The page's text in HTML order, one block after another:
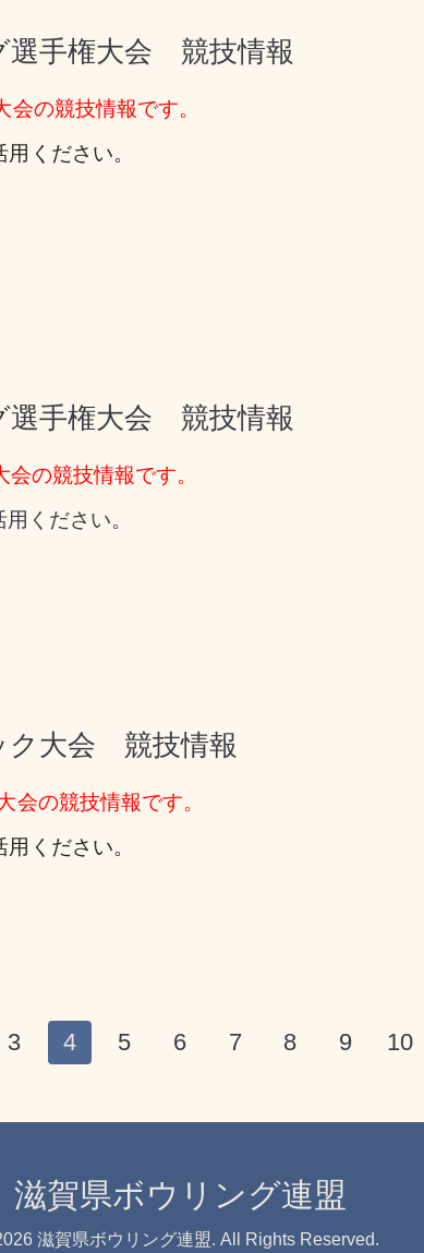
選手権大会 競技情報
の競技情報です。
ください。
選手権大会 競技情報
の競技情報です。
ください。
ク大会 競技情報
会の競技情報です。
ください。
3 4 5 6 7 8 9 10
滋賀県ボウリング連盟
滋賀県ボウリング連盟. All Rights Reserved.